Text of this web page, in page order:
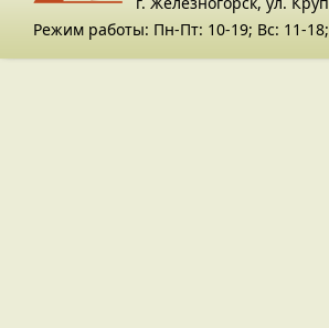
Режим работы: Пн-Пт: 10-19; Вс: 11-